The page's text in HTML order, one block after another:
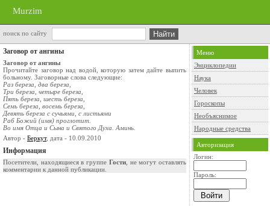
Murzim
поиск по сайту
Заговор от ангины
Заговор от ангины
Прочитайте заговор над водой, которую затем дайте выпить
больному. Заговорные слова следующие:
Раз береза, два береза,
Три береза, четыре береза,
Пять береза, шесть береза,
Семь береза, восемь береза,
Девять береза с сучьями, с листьями
Раб Божий (имя) проглотит.
Во имя Отца и Сына и Святого Духа. Аминь.
Автор - Беркут, дата - 10.09.2010
Информация
Посетители, находящиеся в группе Гости, не могут оставлять
комментарии к данной публикации.
Меню
Энциклопедии
Наука
Человек
Гороскопы
Необъяснимое
Народные средства
Авторизация
Логин:
Пароль: